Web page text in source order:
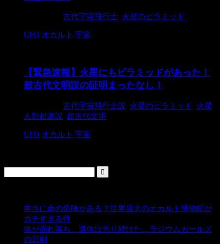
古代宇宙飛行士 火星のピラミッド
UFO オカルト 宇宙
【緊急速報】火星にもピラミッドがあった！
超古代文明説の証明まったなし！
古代宇宙飛行士説 火星のピラミッド
火星
人類起源説
超古代文明
UFO オカルト 宇宙
本当に命の危険がある？世界最大のオカルト博物館が
ガチすぎる件
体が崩れ落ち、遺体は光り続けた…ラジウムガールズ
の悲劇